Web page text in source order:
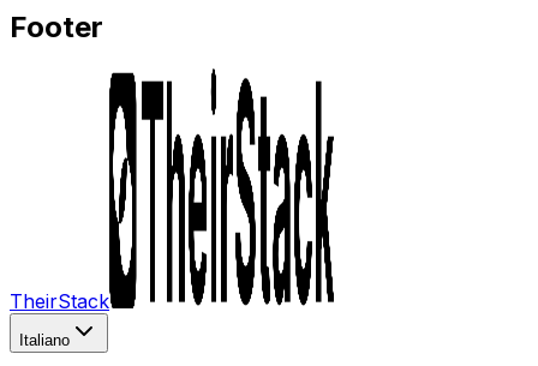
Footer
TheirStack
Italiano